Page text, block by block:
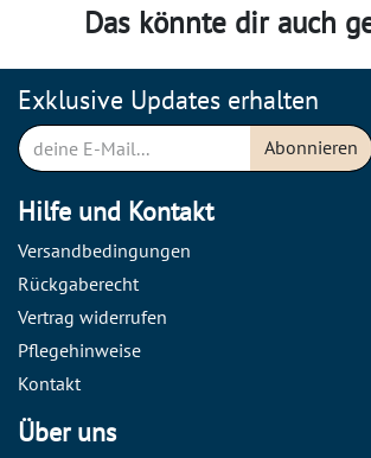
Das könnte dir auch
Hilfe und Kontakt
Versandbedingungen
Rückgaberecht
Vertrag widerrufen
Pflegehinweise
Kontakt
Über uns
Exklusive Updates erhalten
Abonnieren